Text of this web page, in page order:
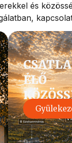
és
ÉLŐ